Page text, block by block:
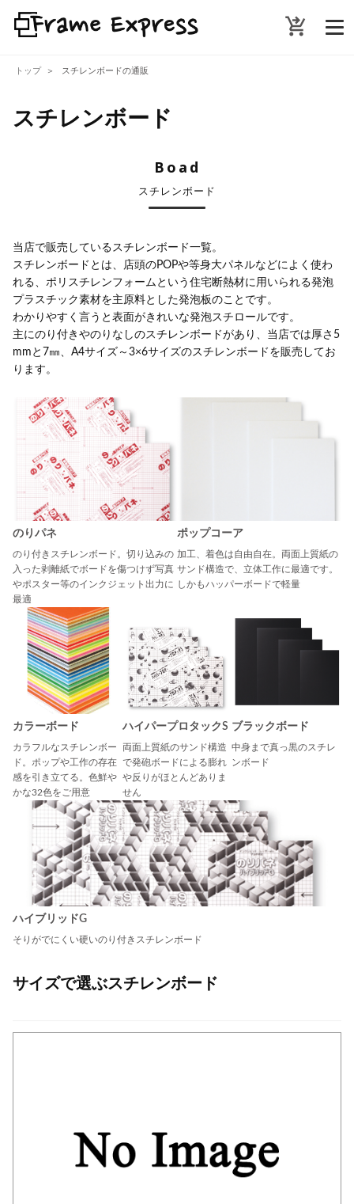
shopping_cart_checkout
トップ スチレンボードの通販
スチレンボード
Boad
スチレンボード
当店で販売しているスチレンボード一覧。
スチレンボードとは、店頭のPOPや等身大パネルなどによく使わ
れる、ポリスチレンフォームという住宅断熱材に用いられる発泡
プラスチック素材を主原料とした発泡板のことです。
わかりやすく言うと表面がきれいな発泡スチロールです。
主にのり付きやのりなしのスチレンボードがあり、当店では厚さ5
mmと7㎜、A4サイズ～3×6サイズのスチレンボードを販売してお
ります。
のりパネ
のり付きスチレンボード。切り込みの
入った剥離紙でボードを傷つけず写真
やポスター等のインクジェット出力に
最適
ポップコーア
加工、着色は自由自在。両面上質紙の
サンド構造で、立体工作に最適です。
しかもハッパーボードで軽量
カラーボード
カラフルなスチレンボー
ド。ポップや工作の存在
感を引き立てる。色鮮や
かな32色をご用意
ハイパープロタックS
両面上質紙のサンド構造
で発砲ボードによる膨れ
や反りがほとんどありま
せん
ブラックボード
中身まで真っ黒のスチレ
ンボード
ハイブリッドG
そりがでにくい硬いのり付きスチレンボード
サイズで選ぶスチレンボード